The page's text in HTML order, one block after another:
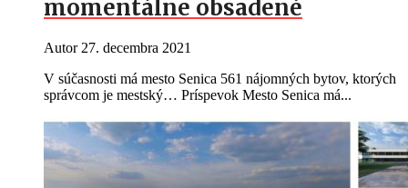
momentálne obsadené
Autor 27. decembra 2021
V súčasnosti má mesto Senica 561 nájomných bytov, ktorých
správcom je mestský… Príspevok Mesto Senica má...